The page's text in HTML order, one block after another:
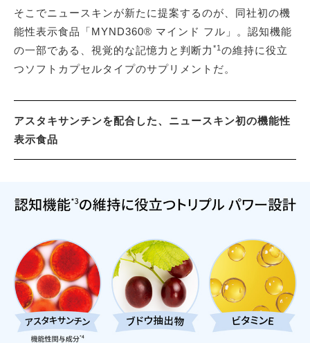
そこでニュースキンが新たに提案するのが、同社初の機
能性表示食品「MYND360® マインド フル」。認知機能
の一部である、視覚的な記憶力と判断力 *1 の維持に役立
つソフトカプセルタイプのサプリメントだ。
アスタキサンチンを配合した、ニュースキン初の機能性
表示食品